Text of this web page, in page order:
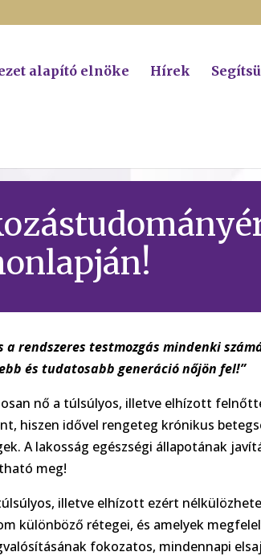
alapító elnöke Hírek
rendszeres testmozgás mindenki
és tudatosabb generáció nőjön fel!”
nő a túlsúlyos, illetve elhízott
hiszen idővel rengeteg krónikus
A lakosság egészségi állapotának
meg!
illetve elhízott ezért
különböző rétegei, és amelyek
fokozatos, mindennapi